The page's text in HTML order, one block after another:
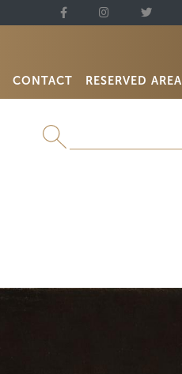
CONTACT RESERVED AREA